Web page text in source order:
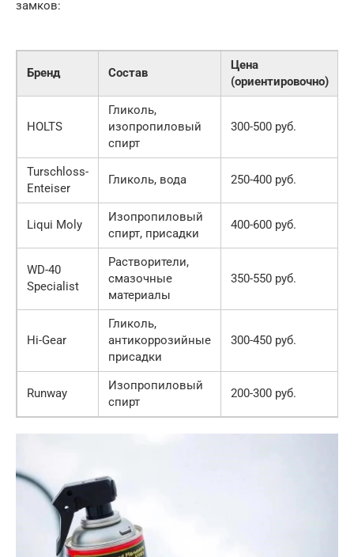
замков:
Бренд Состав
Цена
(ориентировочно)
HOLTS
Гликоль,
изопропиловый
спирт
300-500 руб.
Turschloss-
Enteiser
Гликоль, вода 250-400 руб.
Liqui Moly
Изопропиловый
спирт, присадки
400-600 руб.
WD-40
Specialist
Растворители,
смазочные
материалы
350-550 руб.
Hi-Gear
Гликоль,
антикоррозийные
присадки
300-450 руб.
Runway
Изопропиловый
спирт
200-300 руб.